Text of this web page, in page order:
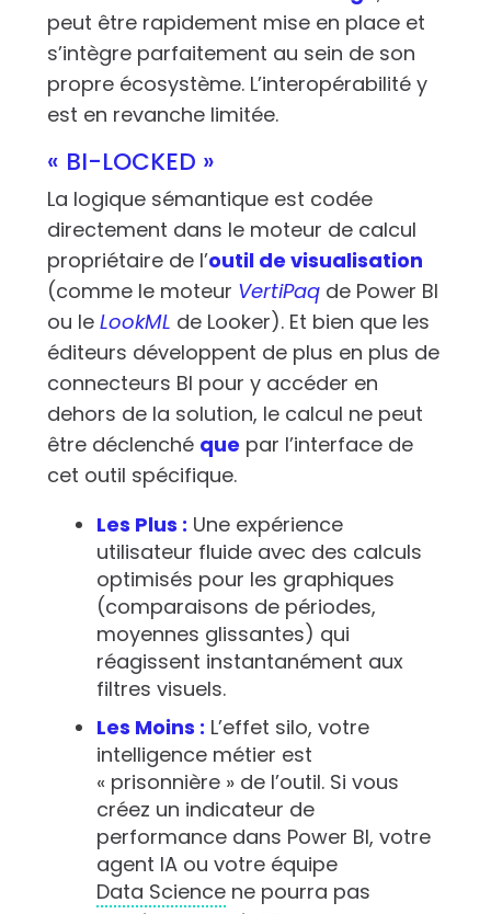
peut être rapidement mise en place et
s’intègre parfaitement au sein de son
propre écosystème. L’interopérabilité y
est en revanche limitée.
« BI-LOCKED »
La logique sémantique est codée
directement dans le moteur de calcul
propriétaire de l’outil de visualisation
(comme le moteur VertiPaqde Power BI
ou le LookML de Looker). Et bien que les
éditeurs développent de plus en plus de
connecteurs BI pour y accéder en
dehors de la solution, le calcul ne peut
être déclenché que par l’interface de
cet outil spécifique.
Les Plus : Une expérience
utilisateur fluide avec des calculs
optimisés pour les graphiques
(comparaisons de périodes,
moyennes glissantes) qui
réagissent instantanément aux
filtres visuels.
Les Moins : L’effet silo, votre
intelligence métier est
« prisonnière » de l’outil. Si vous
créez un indicateur de
performance dans Power BI, votre
agent IA ou votre équipe
Data Sciencene pourra pas